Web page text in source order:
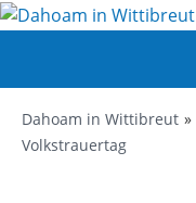
Dahoam in Wittibreut
Volkstrauertag